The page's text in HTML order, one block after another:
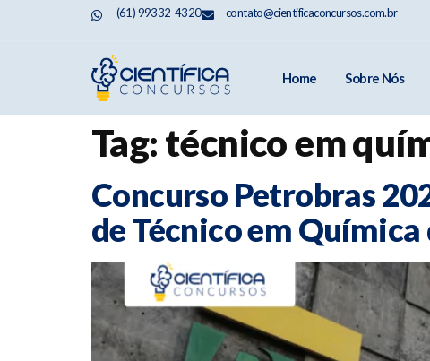
(61) 99332-4320 contato@cientificaconcursos.com.br
Home Sobre Nós
Tag: técnico em
Concurso Petrobras
de Técnico em